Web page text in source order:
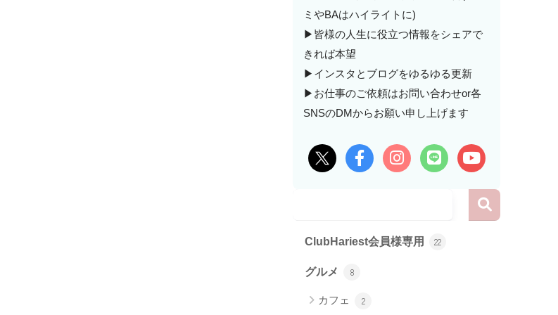
ミやBAはハイライトに)
▶皆様の人生に役立つ情報をシェアで
きれば本望
▶インスタとブログをゆるゆる更新
▶お仕事のご依頼はお問い合わせor各
SNSのDMからお願い申し上げます
ClubHariest会員様専用 22
グルメ 8
カフェ 2